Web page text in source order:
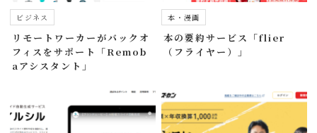
ビジネス
リモートワーカーがバックオ
フィスをサポート「Remob
aアシスタント」
本・漫画
本の要約サービス「flier
（フライヤー）」